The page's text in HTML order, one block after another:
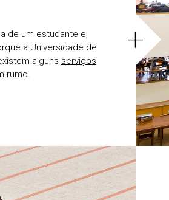
de um estudante e,
a Universidade de
alguns serviços
rumo.
+